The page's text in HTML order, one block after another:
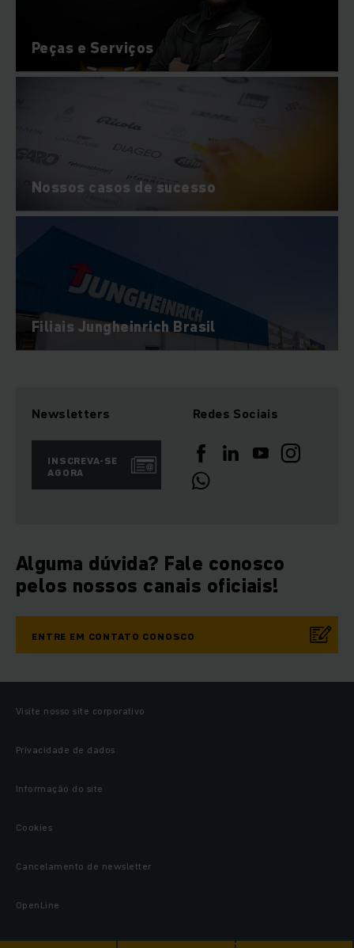
Peças e Serviços
Nossos casos de sucesso
Filiais Jungheinrich Brasil
Newsletters
INSCREVA-SE
AGORA
Redes Sociais
Alguma dúvida? Fale conosco
pelos nossos canais oficiais!
ENTRE EM CONTATO CONOSCO
Visite nosso site corporativo
Privacidade de dados
Informação do site
Cookies
Cancelamento de newsletter
OpenLine
© 2026 Jungheinrich Lift Truck Comércio de Empilhadeiras Ltda.,